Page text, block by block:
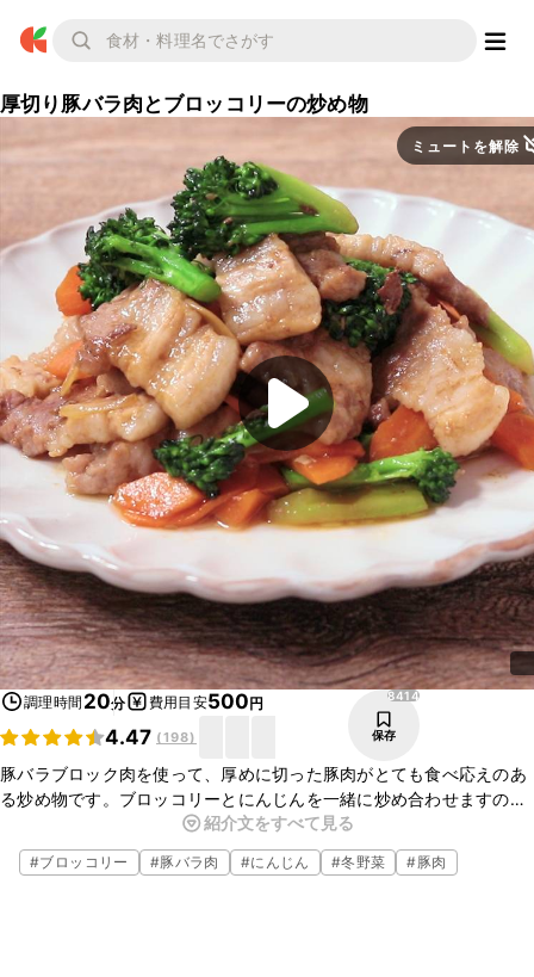
厚切り豚バラ肉とブロッコリーの炒め物
ミュートを解除
調理時間 20分 費用目安500円
4.47 (198)
8414
保存
豚バラブロック肉を使って、厚めに切った豚肉がとても食べ応えのあ
る炒め物です。ブロッコリーとにんじんを一緒に炒め合わせますの
で、彩りもとても良く食卓が華やかになりますよ。ぜひ一度、作って
みてくださいね。
紹介文をすべて見る
#ブロッコリー #豚バラ肉 #にんじん #冬野菜 #豚肉